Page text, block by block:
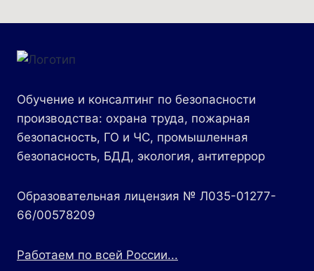
Обучение и консалтинг по безопасности
производства: охрана труда, пожарная
безопасность, ГО и ЧС, промышленная
безопасность, БДД, экология, антитеррор
Образовательная лицензия № Л035-01277-
66/00578209
Работаем по всей России...